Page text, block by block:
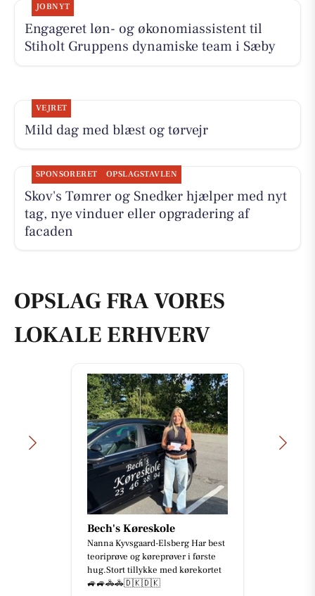
JOBNYT
Engageret løn- og økonomiassistent til
Stiholt Gruppens dynamiske team i Sæby
VEJRET
Mild dag med blæst og tørvejr
SPONSORERET OPSLAGSTAVLEN
Skov's Tømrer og Snedker hjælper med nyt
tag, nye vinduer eller opgradering af
facaden
OPSLAG FRA VORES
LOKALE ERHVERV
Bech's Køreskole
Nanna Kyvsgaard-Elsberg Har best
teoriprøve og køreprøver i første
hug.Stort tillykke med kørekortet
🚙🚙🚓🚓🇩🇰🇩🇰